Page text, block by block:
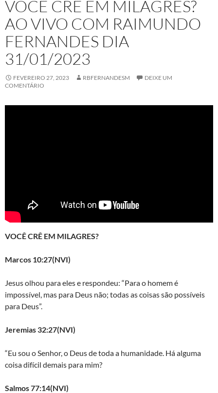
VOCÊ CRÊ EM MILAGRES?
AO VIVO COM RAIMUNDO
FERNANDES DIA
31/01/2023
FEVEREIRO 27, 2023 RBFERNANDESM
DEIXE UM
COMENTÁRIO
VOCÊ CRÊ EM MILAGRES?
Marcos 10:27(NVI)
Jesus olhou para eles e respondeu: “Para o homem é
impossível, mas para Deus não; todas as coisas são possíveis
para Deus”.
Jeremias 32:27(NVI)
“Eu sou o Senhor, o Deus de toda a humanidade. Há alguma
coisa difícil demais para mim?
Salmos 77:14(NVI)